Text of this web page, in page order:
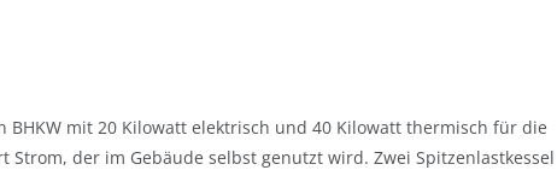
BHKW mit 20 Kilowatt elektrisch und 40 Kilowatt thermisch für die
der im Gebäude selbst genutzt wird. Zwei Spitzenlastkessel